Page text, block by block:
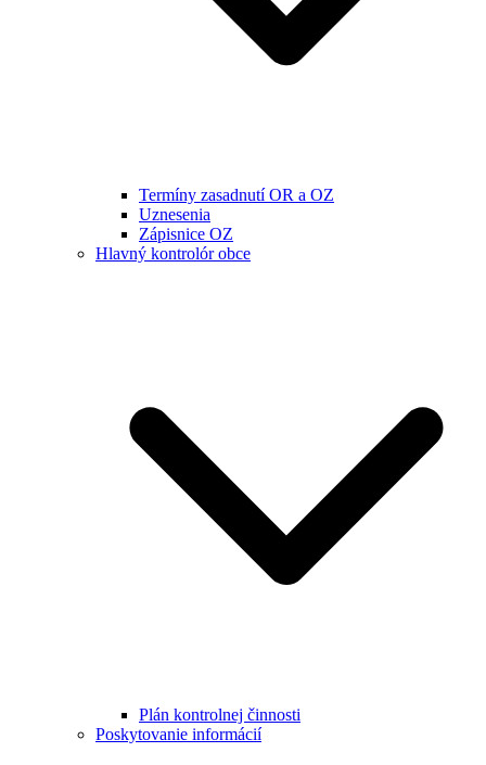
Termíny zasadnutí OR a OZ
Uznesenia
Zápisnice OZ
Hlavný kontrolór obce
Plán kontrolnej činnosti
Poskytovanie informácií